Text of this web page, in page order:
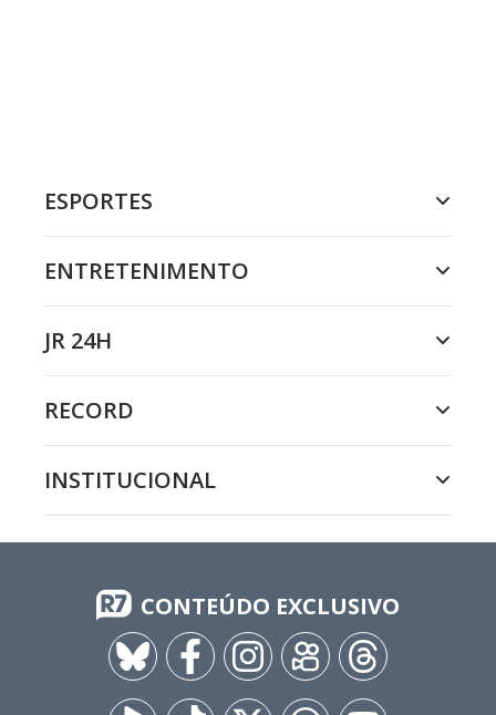
ESPORTES
ENTRETENIMENTO
JR 24H
RECORD
INSTITUCIONAL
CONTEÚDO EXCLUSIVO